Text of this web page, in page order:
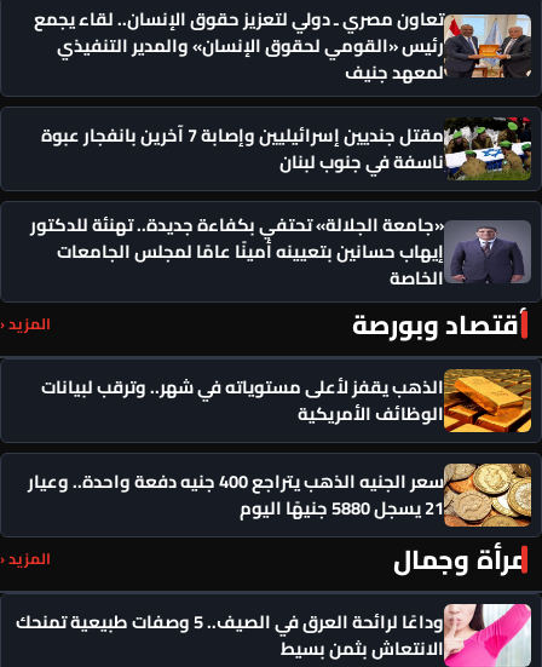
تعاون مصري ـ دولي لتعزيز حقوق الإنسان.. لقاء يجمع
رئيس «القومي لحقوق الإنسان» والمدير التنفيذي
لمعهد جنيف
مقتل جنديين إسرائيليين وإصابة 7 آخرين بانفجار عبوة
ناسفة في جنوب لبنان
«جامعة الجلالة» تحتفي بكفاءة جديدة.. تهنئة للدكتور
إيهاب حسانين بتعيينه أمينًا عامًا لمجلس الجامعات
الخاصة
أقتصاد وبورصة المزيد ‹
الذهب يقفز لأعلى مستوياته في شهر.. وترقب لبيانات
الوظائف الأمريكية
سعر الجنيه الذهب يتراجع 400 جنيه دفعة واحدة.. وعيار
21 يسجل 5880 جنيهًا اليوم
مرأة وجمال المزيد ‹
وداعًا لرائحة العرق في الصيف.. 5 وصفات طبيعية تمنحك
الانتعاش بثمن بسيط